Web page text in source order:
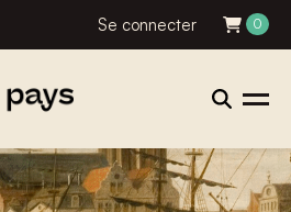
Se connecter 0